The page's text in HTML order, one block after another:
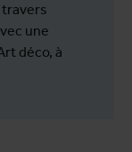
une
déco, à